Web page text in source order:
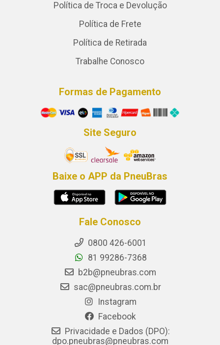
Política de Troca e Devolução
Política de Frete
Política de Retirada
Trabalhe Conosco
Formas de Pagamento
Site Seguro
Baixe o APP da PneuBras
Fale Conosco
0800 426-6001
81 99286-7368
b2b@pneubras.com
sac@pneubras.com.br
Instagram
Facebook
Privacidade e Dados (DPO):
dpo.pneubras@pneubras.com